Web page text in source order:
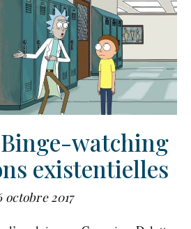
Binge-watching
existentielles
octobre 2017